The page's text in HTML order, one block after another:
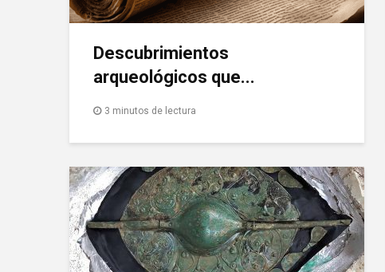
Descubrimientos
arqueológicos que...
3 minutos de lectura